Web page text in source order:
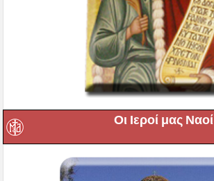
Οι Ιεροί μας Ναοί